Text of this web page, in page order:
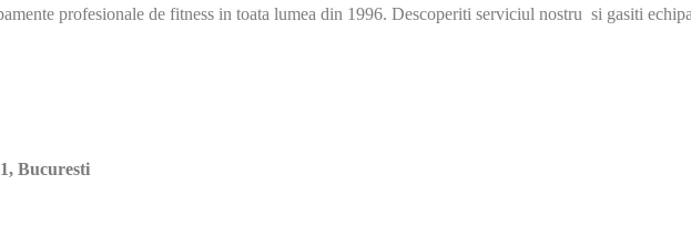
profesionale de fitness in toata lumea din 1996. Descoperiti serviciul nostru si gasiti
Bucuresti